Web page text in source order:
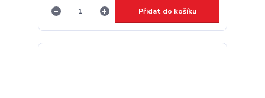
Přidat do košíku